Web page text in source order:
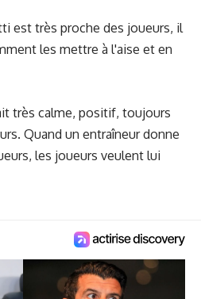
est très proche des joueurs, il
les mettre à l'aise et en
très calme, positif, toujours
Quand un entraîneur donne
les joueurs veulent lui